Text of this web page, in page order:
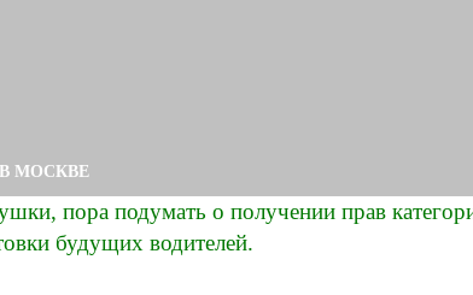
МОСКВЕ
пора подумать о получении прав
будущих водителей.